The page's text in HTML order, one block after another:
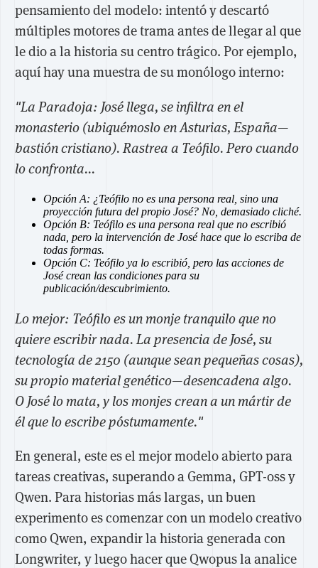
pensamiento del modelo: intentó y descartó
múltiples motores de trama antes de llegar al que
le dio a la historia su centro trágico. Por ejemplo,
aquí hay una muestra de su monólogo interno:
"La Paradoja: José llega, se infiltra en el
monasterio (ubiquémoslo en Asturias, España—
bastión cristiano). Rastrea a Teófilo. Pero cuando
lo confronta...
Opción A: ¿Teófilo no es una persona real, sino una
proyección futura del propio José? No, demasiado cliché.
Opción B: Teófilo es una persona real que no escribió
nada, pero la intervención de José hace que lo escriba de
todas formas.
Opción C: Teófilo ya lo escribió, pero las acciones de
José crean las condiciones para su
publicación/descubrimiento.
Lo mejor: Teófilo es un monje tranquilo que no
quiere escribir nada. La presencia de José, su
tecnología de 2150 (aunque sean pequeñas cosas),
su propio material genético—desencadena algo.
O José lo mata, y los monjes crean a un mártir de
él que lo escribe póstumamente."
En general, este es el mejor modelo abierto para
tareas creativas, superando a Gemma, GPT-oss y
Qwen. Para historias más largas, un buen
experimento es comenzar con un modelo creativo
como Qwen, expandir la historia generada con
Longwriter, y luego hacer que Qwopus la analice